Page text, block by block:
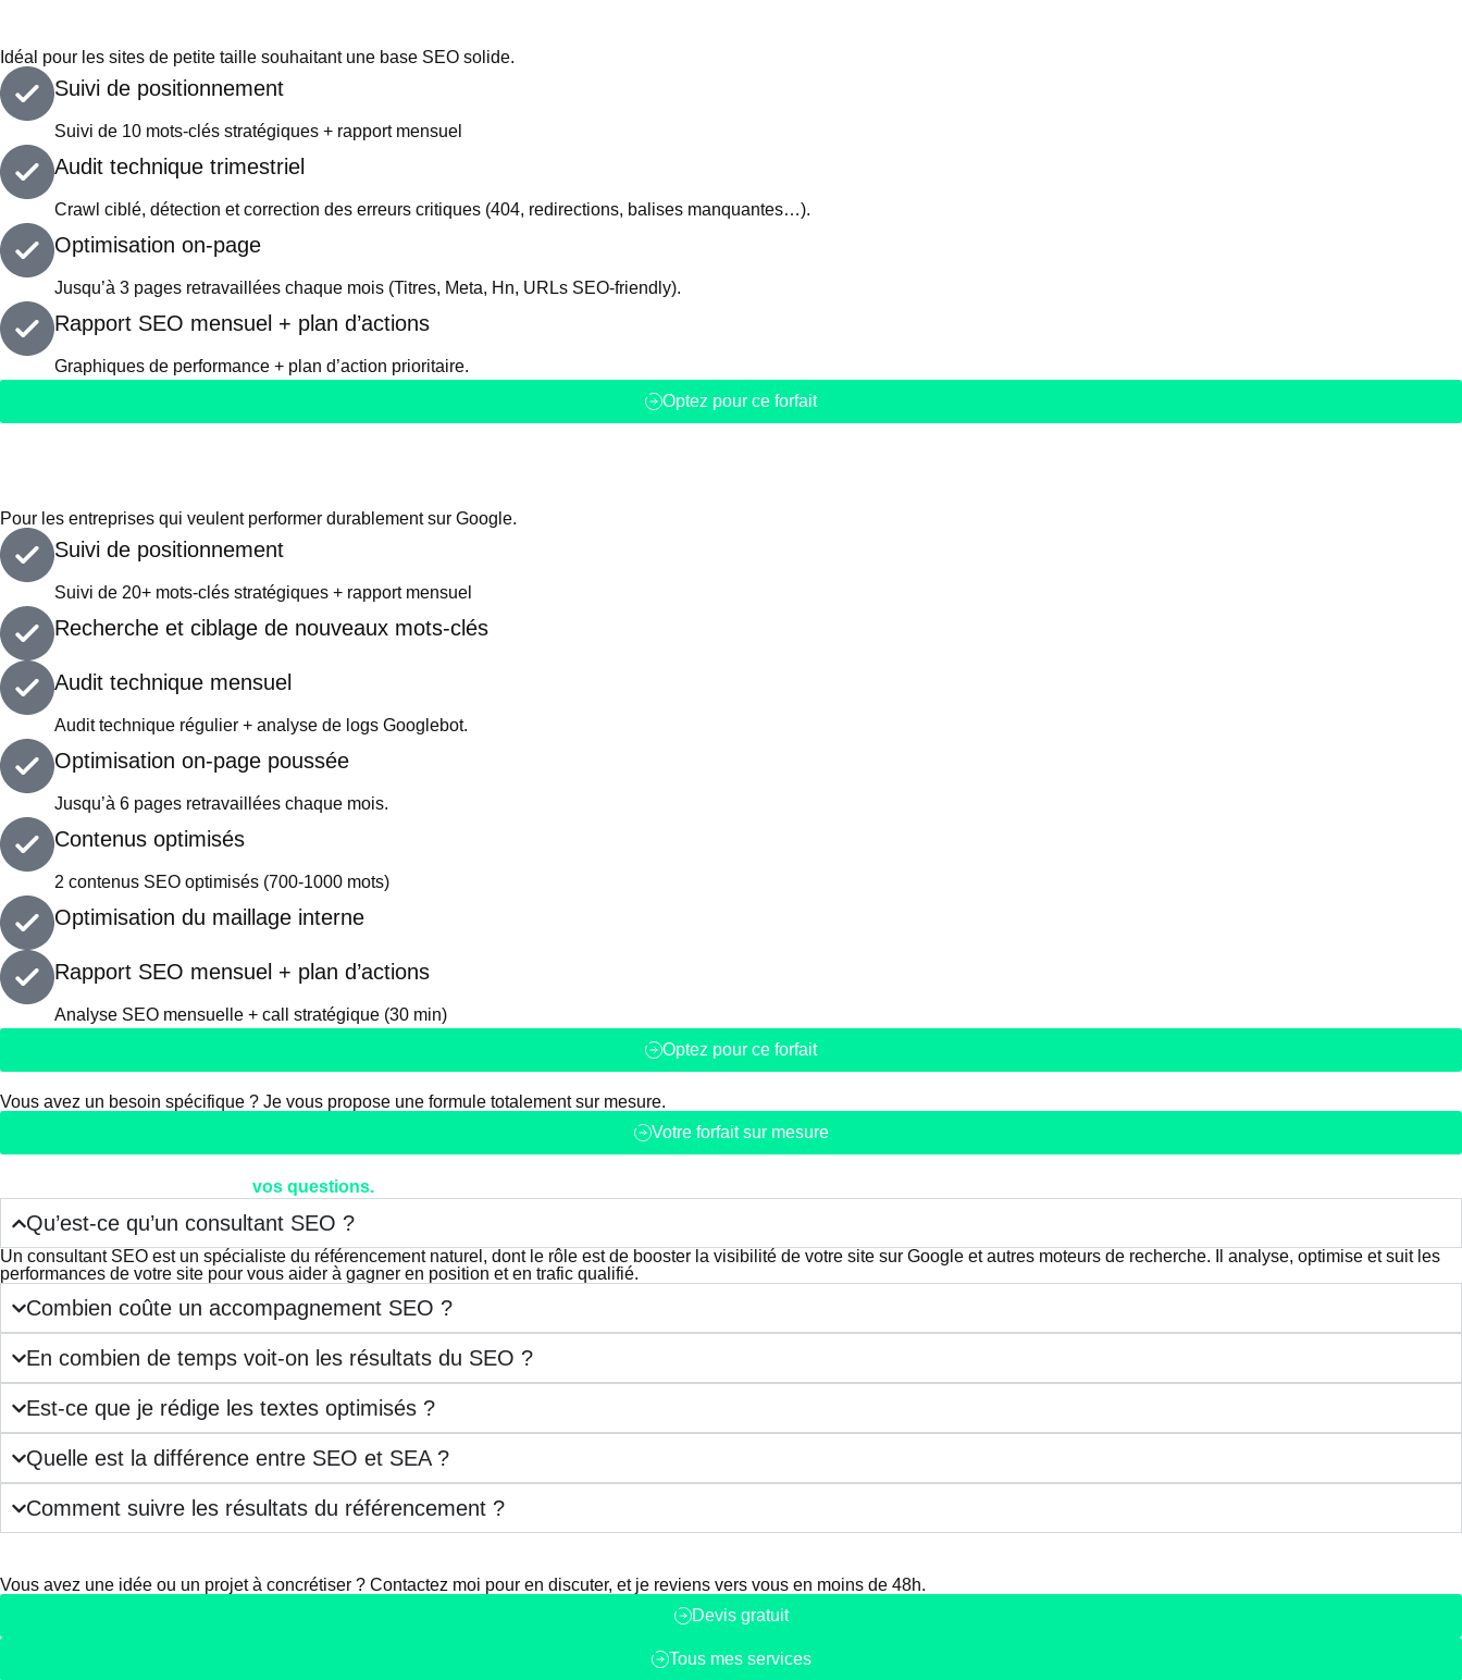
Idéal pour les sites de petite taille souhaitant une base SEO solide.
Suivi de positionnement
Suivi de 10 mots-clés stratégiques + rapport mensuel
Audit technique trimestriel
Crawl ciblé, détection et correction des erreurs critiques (404, redirections, balises manquantes…).
Optimisation on-page
Jusqu’à 3 pages retravaillées chaque mois (Titres, Meta, Hn, URLs SEO-friendly).
Rapport SEO mensuel + plan d’actions
Graphiques de performance + plan d’action prioritaire.
Optez pour ce forfait
Pour les entreprises qui veulent performer durablement sur Google.
Suivi de positionnement
Suivi de 20+ mots-clés stratégiques + rapport mensuel
Recherche et ciblage de nouveaux mots-clés
Audit technique mensuel
Audit technique régulier + analyse de logs Googlebot.
Optimisation on-page poussée
Jusqu’à 6 pages retravaillées chaque mois.
Contenus optimisés
2 contenus SEO optimisés (700-1000 mots)
Optimisation du maillage interne
Rapport SEO mensuel + plan d’actions
Analyse SEO mensuelle + call stratégique (30 min)
Optez pour ce forfait
Vous avez un besoin spécifique ? Je vous propose une formule totalement sur mesure.
Votre forfait sur mesure
vos questions.
Qu’est-ce qu’un consultant SEO ?
Un consultant SEO est un spécialiste du référencement naturel, dont le rôle est de booster la visibilité de votre site sur Google et autres moteurs de recherche. Il analyse, optimise et suit les
performances de votre site pour vous aider à gagner en position et en trafic qualifié.
Combien coûte un accompagnement SEO ?
En combien de temps voit-on les résultats du SEO ?
Est-ce que je rédige les textes optimisés ?
Quelle est la différence entre SEO et SEA ?
Comment suivre les résultats du référencement ?
Vous avez une idée ou un projet à concrétiser ? Contactez moi pour en discuter, et je reviens vers vous en moins de 48h.
Devis gratuit
Tous mes services